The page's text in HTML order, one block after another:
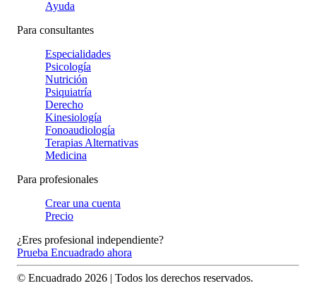
Ayuda
Para consultantes
Especialidades
Psicología
Nutrición
Psiquiatría
Derecho
Kinesiología
Fonoaudiología
Terapias Alternativas
Medicina
Para profesionales
Crear una cuenta
Precio
¿Eres profesional independiente?
Prueba Encuadrado ahora
© Encuadrado 2026 | Todos los derechos reservados.